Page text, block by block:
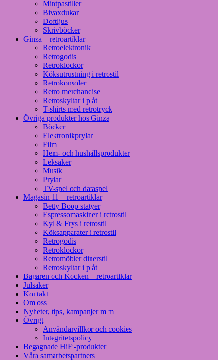
Mintpastiller
Bivaxdukar
Doftljus
Skrivböcker
Ginza – retroartiklar
Retroelektronik
Retrogodis
Retroklockor
Köksutrustning i retrostil
Retrokonsoler
Retro merchandise
Retroskyltar i plåt
T-shirts med retrotryck
Övriga produkter hos Ginza
Böcker
Elektronikprylar
Film
Hem- och hushållsprodukter
Leksaker
Musik
Prylar
TV-spel och dataspel
Magasin 11 – retroartiklar
Betty Boop statyer
Espressomaskiner i retrostil
Kyl & Frys i retrostil
Köksapparater i retrostil
Retrogodis
Retroklockor
Retromöbler dinerstil
Retroskyltar i plåt
Bagaren och Kocken – retroartiklar
Julsaker
Kontakt
Om oss
Nyheter, tips, kampanjer m m
Övrigt
Användarvillkor och cookies
Integritetspolicy
Begagnade HiFi-produkter
Våra samarbetspartners